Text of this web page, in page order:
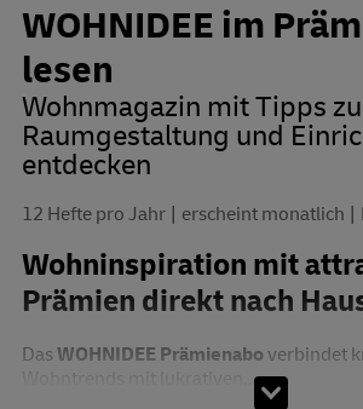
WOHNIDEE im
lesen
Wohnmagazin mit Tipps
Raumgestaltung und
entdecken
12 Hefte pro Jahr erscheint monatlich
Wohninspiration mit
Prämien direkt nach
Das WOHNIDEE Prämienabo verbindet
Wohntrends mit lukrativen...